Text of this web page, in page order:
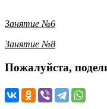
Занятие №6
Занятие №8
Пожалуйста,